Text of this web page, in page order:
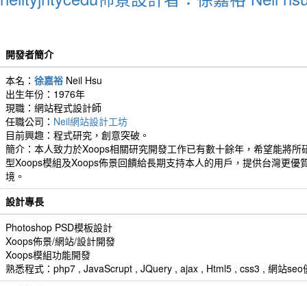
開發者簡介
本名： 徐嘉裕 Neil Hsu
出生年份：1976年
現職：網站程式設計師
任職公司： Neil網站設計工坊
目前興趣：程式研究，創意突破。
簡介：本人致力於Xoops相關研究開發工作已有數十餘年，希望能將所
型Xoops模組及Xoops佈景回饋給長期支持本人的用戶，提供台灣更優
境。
設計專長
Photoshop PSD模板設計
Xoops佈景/網站/設計開發
Xoops模組功能開發
熟悉程式：php7 , JavaScrupt , JQuery , ajax , Html5 , css3 , 網站seo